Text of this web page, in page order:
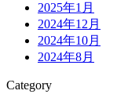
2025年1月
2024年12月
2024年10月
2024年8月
Category